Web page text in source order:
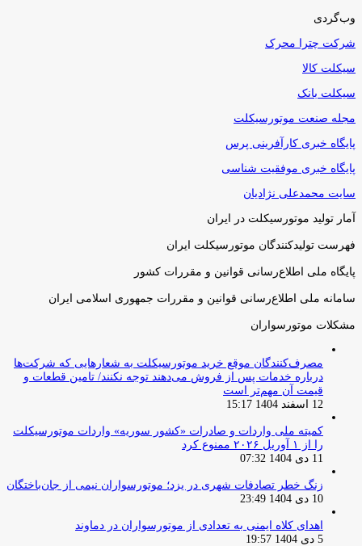
وب‌گردی
شرکت چترا محرک
سیکلت کالا
سیکلت بانک
مجله صنعت موتورسیکلت
پایگاه خبری کارآفرینی پرس
پایگاه خبری موفقیت شناسی
سایت محمدعلی نژادیان
آمار تولید موتورسیکلت در ایران
فهرست تولیدکنندگان موتورسیکلت ایران
پایگاه ملی اطلاع‌رسانی قوانین و مقررات کشور
سامانه ملی اطلاع‌رسانی قوانین و مقررات جمهوری اسلامی ایران
مشکلات موتورسواران
مصرف‌کنندگان موقع خرید موتورسیکلت به شعارهایی که شرکت‌ها
درباره خدمات پس از فروش می‌دهند توجه نکنند/ تامین قطعات و
قیمت آن مهم‌تر است
12 اسفند 1404 15:17
کمیته ملی واردات و صادرات «کشور سوریه» واردات موتورسیکلت
را از ۱ آوریل ۲۰۲۶ ممنوع کرد
11 دی 1404 07:32
زنگ خطر تصادفات شهری در یزد؛ موتورسواران نیمی از جان‌باختگان
10 دی 1404 23:49
اهدای کلاه ایمنی به تعدادی از موتورسواران در دماوند
5 دی 1404 19:57